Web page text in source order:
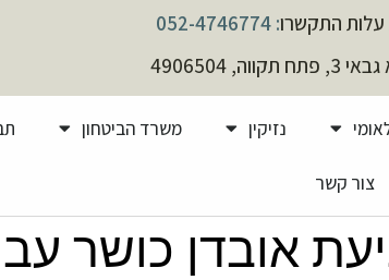
עלות התקשרו: 052-4746774
4906504
נזיקין משרד הביטחון
צור קשר
אובדן כושר